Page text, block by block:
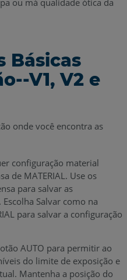
ou má qualidade ótica da
Básicas
V1, V2 e
onde você encontra as
configuração material
de MATERIAL. Use os
para salvar as
Salvar como na
para salvar a configuração
AUTO para permitir ao
do limite de exposição e
Mantenha a posição do